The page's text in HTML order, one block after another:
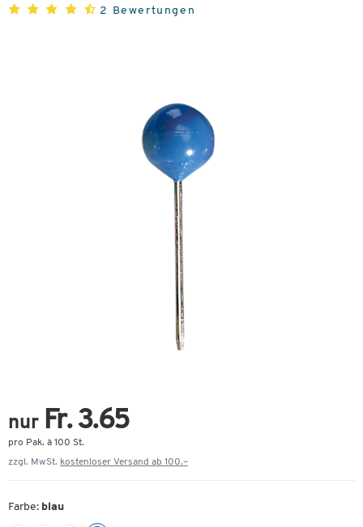
2 Bewertungen
nur Fr. 3.65
pro Pak. à 100 St.
zzgl. MwSt. kostenloser Versand ab 100.–
Farbe: blau